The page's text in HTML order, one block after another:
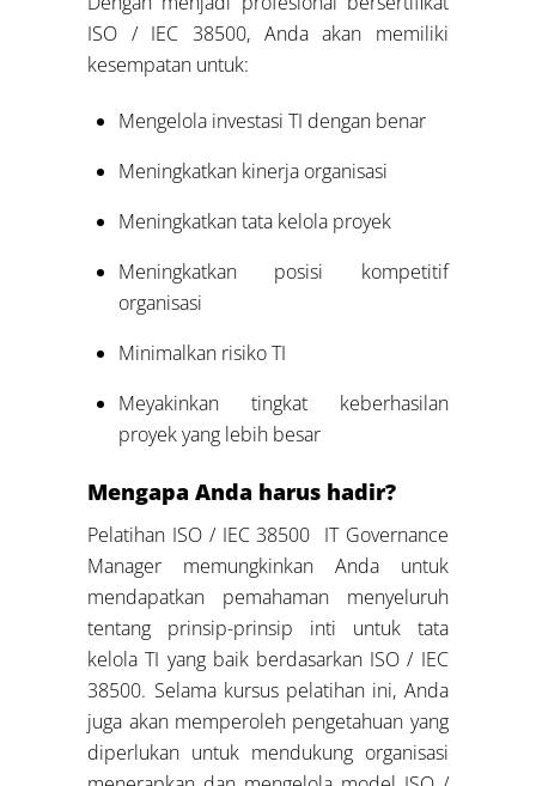
ISO / IEC 38500, Anda akan memiliki
kesempatan untuk:
Mengelola investasi TI dengan benar
Meningkatkan kinerja organisasi
Meningkatkan tata kelola proyek
Meningkatkan posisi kompetitif
organisasi
Minimalkan risiko TI
Meyakinkan tingkat keberhasilan
proyek yang lebih besar
Mengapa Anda harus hadir?
Pelatihan ISO / IEC 38500 IT Governance
Manager memungkinkan Anda untuk
mendapatkan pemahaman menyeluruh
tentang prinsip-prinsip inti untuk tata
kelola TI yang baik berdasarkan ISO / IEC
38500. Selama kursus pelatihan ini, Anda
juga akan memperoleh pengetahuan yang
diperlukan untuk mendukung organisasi